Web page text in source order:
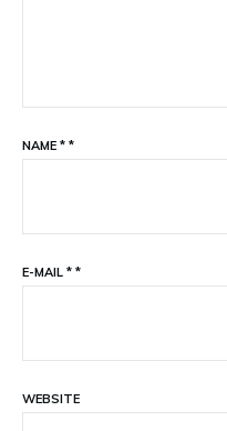
NAME * *
E-MAIL * *
WEBSITE